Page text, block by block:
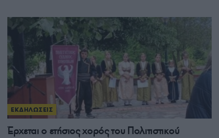
ΕΚΔΗΛΩΣΕΙΣ
Έρχεται ο ετήσιος χορός του Πολιτιστικού